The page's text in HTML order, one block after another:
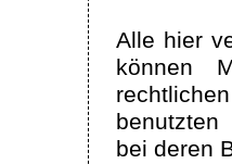
Alle hier
können
benutzten
bei deren